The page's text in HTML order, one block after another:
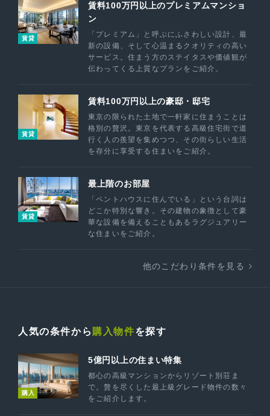
賃貸
賃料100万円以上のプレミアムマンショ
ン
「プレミアム」と呼ぶにふさわしい設計、最
新の設備、そして心温まるクオリティの高い
サービス。住まう方のステイタスや価値観が
伝わってくる上質なプランをご紹介。
賃貸
賃料100万円以上の豪邸・邸宅
東京の限られた土地で一軒家に住まうことは
格別の贅沢。東京を代表する高級住宅街で道
行く人の羨望を集めつつ、その街らしい生活
を存分に享受する住まいをご紹介。
賃貸
最上階のお部屋
「ペントハウスに住んでいる」という台詞は
どこか特別な響き。その建物の象徴として豪
華な設備を備えることもあるラグジュアリー
な住まいをご紹介。
他のこだわり条件を見る
人気の条件から 購入物件を探す
購入
5億円以上の住まい特集
都心の高級マンションからリゾート別荘ま
で。贅を尽くした最上級グレード物件の数々
をご紹介します。